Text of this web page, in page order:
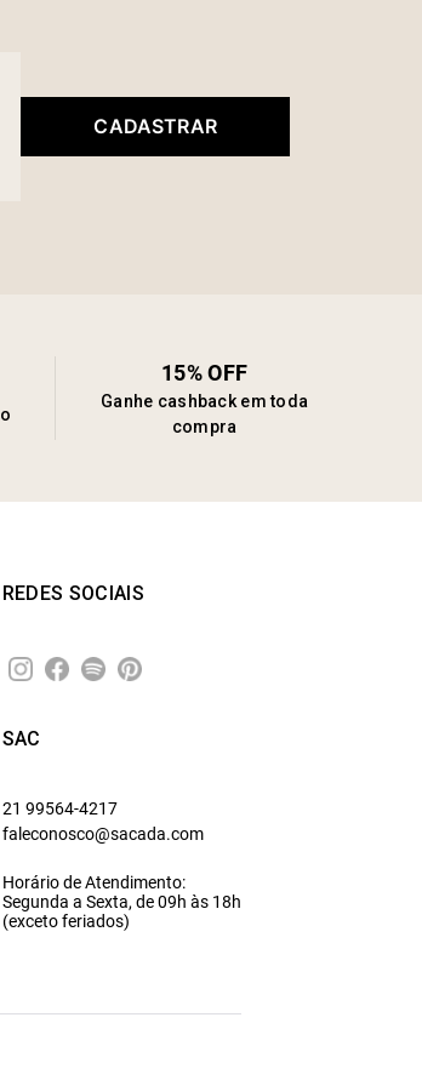
CADASTRAR
15% OFF
Ganhe cashback em toda
compra
REDES SOCIAIS
SAC
21 99564-4217
faleconosco@sacada.com
Horário de Atendimento:
Segunda a Sexta, de 09h às 18h
(exceto feriados)